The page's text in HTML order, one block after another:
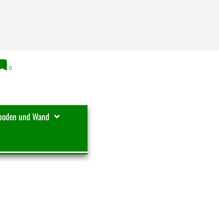
0
und Wand